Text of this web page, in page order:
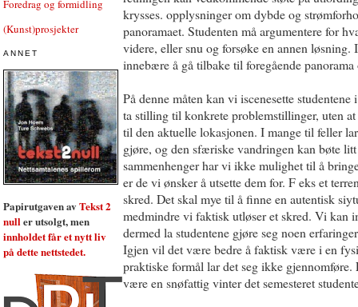
Foredrag og formidling
(Kunst)prosjekter
ANNET
Papirutgaven av Tekst 2
nuller utsolgt, men
innholdet får et nytt liv
på dette nettstedet.
krysses. opplysninger om dybde og
panoramaet. Studenten må argumentere for
videre, eller snu og forsøke en annen
innebære å gå tilbake til foregående
På denne måten kan vi iscenesette
ta stilling til konkrete problemstillinger, uten
til den aktuelle lokasjonen. I mange til feller
gjøre, og den sfæriske vandringen kan bøte
sammenhenger har vi ikke mulighet til å
er de vi ønsker å utsette dem for. F eks et
skred. Det skal mye til å finne en autentisk
medmindre vi faktisk utløser et skred. Vi kan
dermed la studentene gjøre seg noen
Igjen vil det være bedre å faktisk være i en
praktiske formål lar det seg ikke
være en snøfattig vinter det semesteret